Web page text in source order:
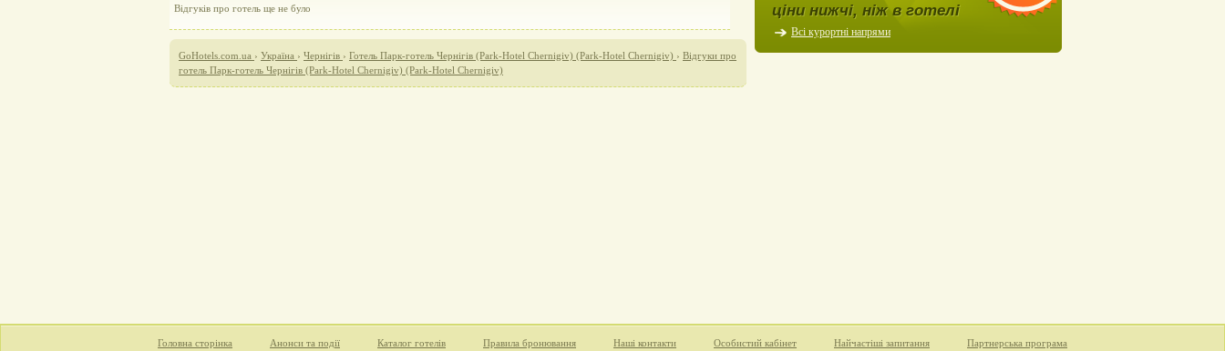
Відгуків про готель ще не було
GoHotels.com.ua › Україна › Чернігів › Готель Парк-готель Чернігів (Park-Hotel Chernigiv) (Park-Hotel Chernigiv) › Відгуки про
готель Парк-готель Чернігів (Park-Hotel Chernigiv) (Park-Hotel Chernigiv)
ціни нижчі, ніж в готелі
Всі курортні напрями
Головна сторінка Анонси та події Каталог готелів Правила бронювання Наші контакти Особистий кабінет Найчастіші запитання Партнерська програма